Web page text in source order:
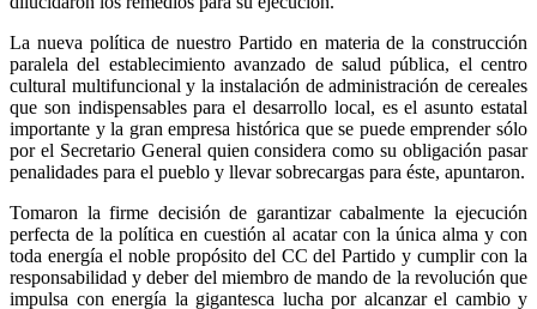
La nueva política de nuestro Partido en materia de la construcción
paralela del establecimiento avanzado de salud pública, el centro
cultural multifuncional y la instalación de administración de cereales
que son indispensables para el desarrollo local, es el asunto estatal
importante y la gran empresa histórica que se puede emprender sólo
por el Secretario General quien considera como su obligación pasar
penalidades para el pueblo y llevar sobrecargas para éste, apuntaron.
Tomaron la firme decisión de garantizar cabalmente la ejecución
perfecta de la política en cuestión al acatar con la única alma y con
toda energía el noble propósito del CC del Partido y cumplir con la
responsabilidad y deber del miembro de mando de la revolución que
impulsa con energía la gigantesca lucha por alcanzar el cambio y